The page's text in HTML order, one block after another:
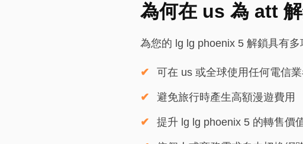
為何在 us 為 att
為您的 lg lg phoenix 5 解鎖具有多
可在 us 或全球使用任何電信
避免旅行時產生高額漫遊費用
提升 lg lg phoenix 5 的轉售價